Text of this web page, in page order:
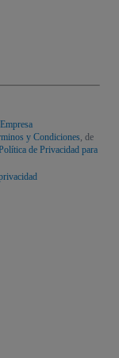
y Condiciones, de
de Privacidad para